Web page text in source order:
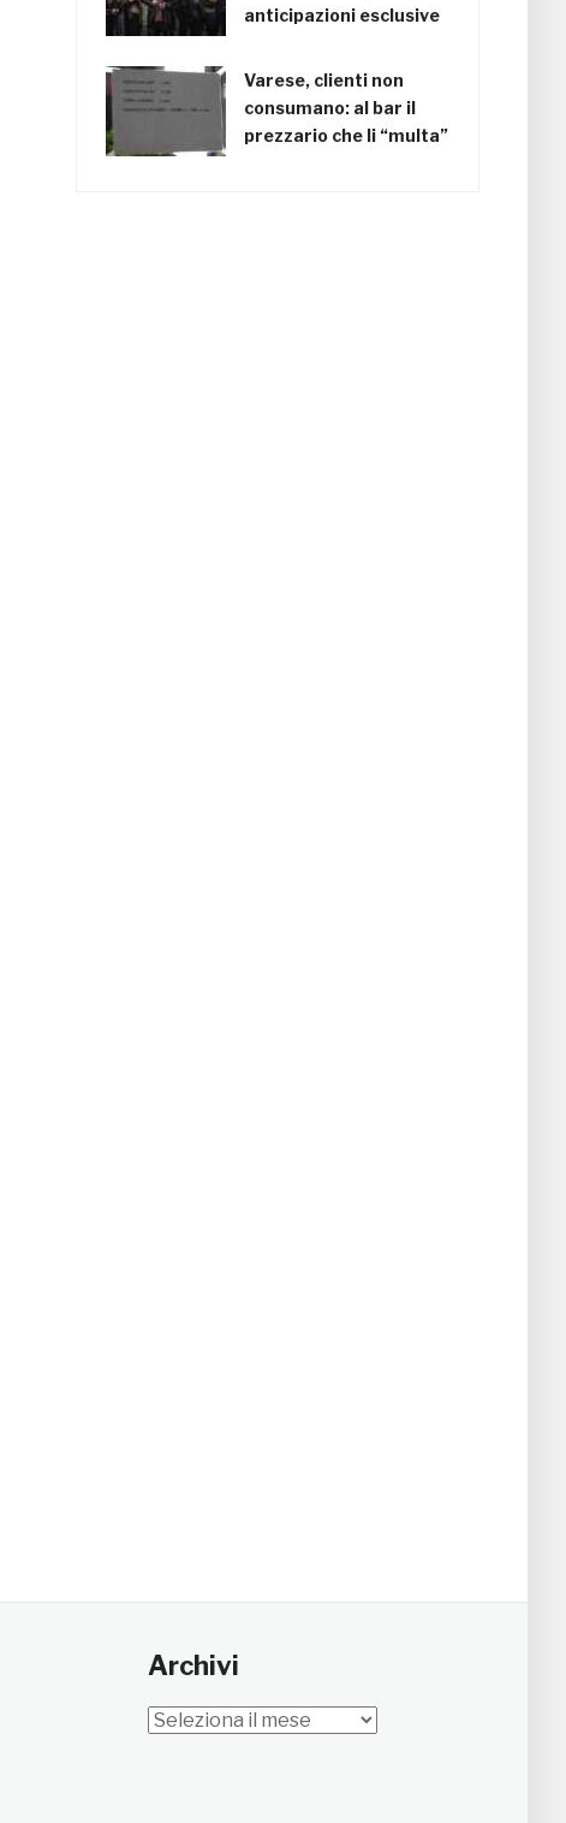
anticipazioni esclusive
Varese, clienti non
consumano: al bar il
prezzario che li “multa”
Archivi
Archivi